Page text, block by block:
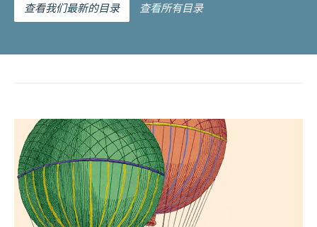
查看我们最新的目录 查看所有目录